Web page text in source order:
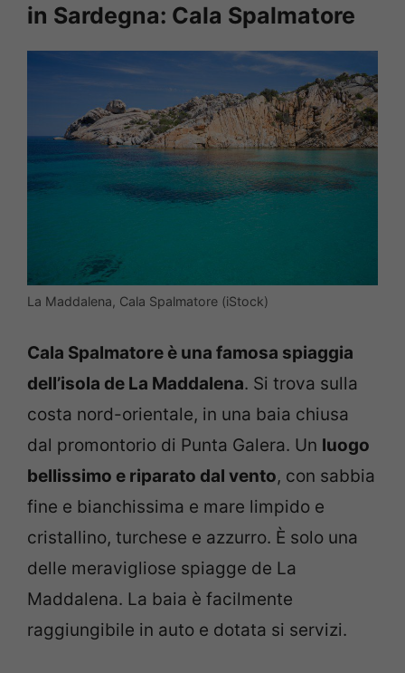
in Sardegna: Cala Spalmatore
La Maddalena, Cala Spalmatore (iStock)
Cala Spalmatore è una famosa spiaggia
dell’isola de La Maddalena. Si trova sulla
costa nord-orientale, in una baia chiusa
dal promontorio di Punta Galera. Un luogo
bellissimo e riparato dal vento, con sabbia
fine e bianchissima e mare limpido e
cristallino, turchese e azzurro. È solo una
delle meravigliose spiagge de La
Maddalena. La baia è facilmente
raggiungibile in auto e dotata si servizi.